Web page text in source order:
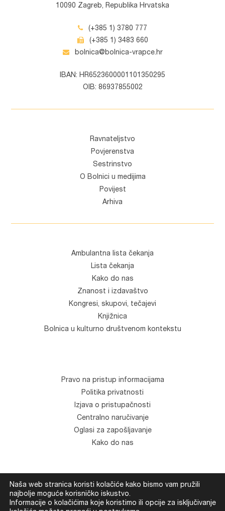
10090 Zagreb, Republika Hrvatska
(+385 1) 3780 777
(+385 1) 3483 660
bolnica@bolnica-vrapce.hr
IBAN: HR6523600001101350295
OIB: 86937855002
Ravnateljstvo
Povjerenstva
Sestrinstvo
O Bolnici u medijima
Povijest
Arhiva
Ambulantna lista čekanja
Lista čekanja
Kako do nas
Znanost i izdavaštvo
Kongresi, skupovi, tečajevi
Knjižnica
Bolnica u kulturno društvenom kontekstu
Pravo na pristup informacijama
Politika privatnosti
Izjava o pristupačnosti
Centralno naručivanje
Oglasi za zapošljavanje
Kako do nas
© Klinika za psihijatriju "Vrapče". Sva prava zadržana.
DevelopmentDevexus
Naša web stranica koristi kolačiće kako bismo vam pružili
najbolje moguće korisničko iskustvo.
Informacije o kolačićima koje koristimo ili opcije za isključivanje